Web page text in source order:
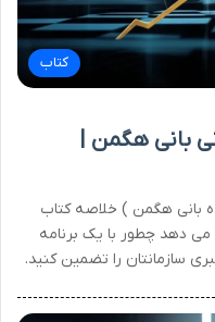
کتاب
بانی هگمن |
بانی هگمن ) خلاصه کتاب
می دهد چطور با یک برنامه
سازمانتان را تضمین کنید.